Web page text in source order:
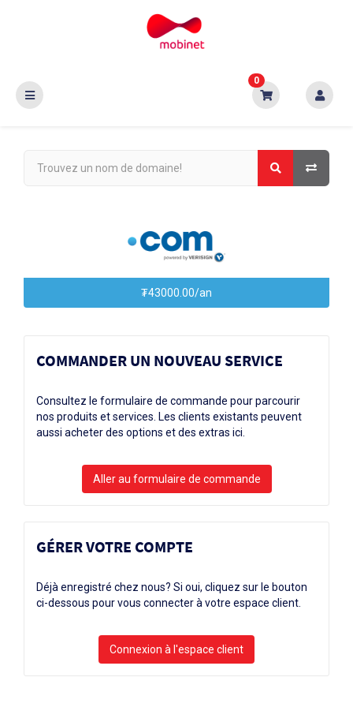
0
₮43000.00/an
COMMANDER UN NOUVEAU SERVICE
Consultez le formulaire de commande pour parcourir
nos produits et services. Les clients existants peuvent
aussi acheter des options et des extras ici.
GÉRER VOTRE COMPTE
Déjà enregistré chez nous? Si oui, cliquez sur le bouton
ci-dessous pour vous connecter à votre espace client.